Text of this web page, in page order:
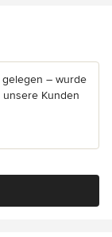
gelegen – wurde
unsere Kunden